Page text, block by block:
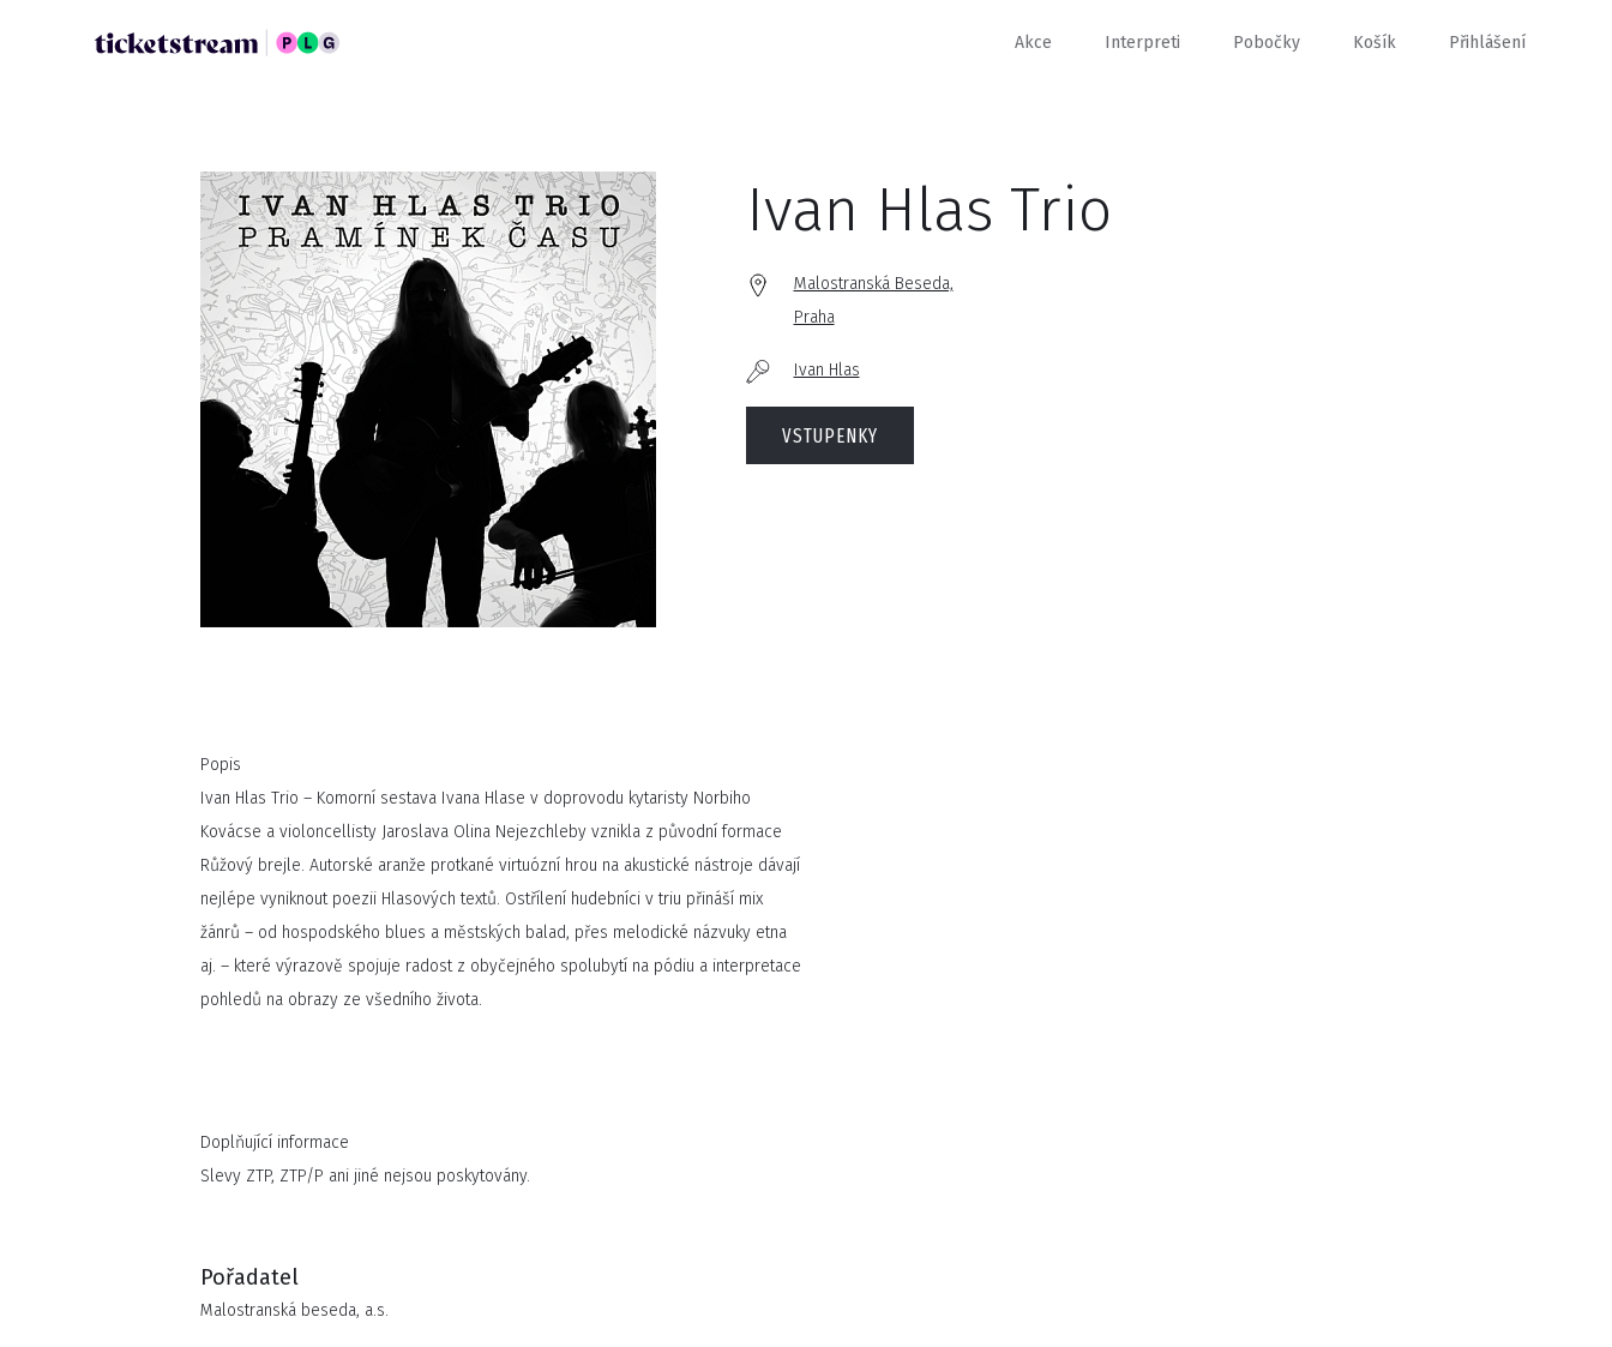
Akce Interpreti Pobočky Košík Přihlášení
Ivan Hlas Trio
Malostranská Beseda,
Praha
Ivan Hlas
VSTUPENKY
Popis
Ivan Hlas Trio – Komorní sestava Ivana Hlase v doprovodu kytaristy Norbiho
Kovácse a violoncellisty Jaroslava Olina Nejezchleby vznikla z původní formace
Růžový brejle. Autorské aranže protkané virtuózní hrou na akustické nástroje dávají
nejlépe vyniknout poezii Hlasových textů. Ostřílení hudebníci v triu přináší mix
žánrů – od hospodského blues a městských balad, přes melodické názvuky etna
aj. – které výrazově spojuje radost z obyčejného spolubytí na pódiu a interpretace
pohledů na obrazy ze všedního života.
Doplňující informace
Slevy ZTP, ZTP/P ani jiné nejsou poskytovány.
Pořadatel
Malostranská beseda, a.s.